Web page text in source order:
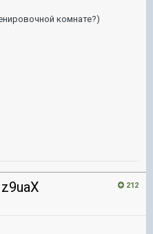
комнате?)
212